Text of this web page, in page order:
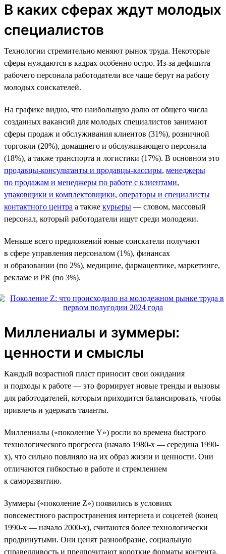
В каких сферах ждут молодых
специалистов
Технологии стремительно меняют рынок труда. Некоторые
сферы нуждаются в кадрах особенно остро. Из-за дефицита
рабочего персонала работодатели все чаще берут на работу
молодых соискателей.
На графике видно, что наибольшую долю от общего числа
созданных вакансий для молодых специалистов занимают
сферы продаж и обслуживания клиентов (31%), розничной
торговли (20%), домашнего и обслуживающего персонала
(18%), а также транспорта и логистики (17%). В основном это
продавцы-консультанты и продавцы-кассиры, менеджеры
по продажам и менеджеры по работе с клиентами,
упаковщики и комплектовщики, операторы и специалисты
контактного центра а также курьеры — словом, массовый
персонал, который работодатели ищут среди молодежи.
Меньше всего предложений юные соискатели получают
в сфере управления персоналом (1%), финансах
и образовании (по 2%), медицине, фармацевтике, маркетинге,
рекламе и PR (по 3%).
Миллениалы и зуммеры:
ценности и смыслы
Каждый возрастной пласт приносит свои ожидания
и подходы к работе — это формирует новые тренды и вызовы
для работодателей, которым приходится балансировать, чтобы
привлечь и удержать таланты.
Миллениалы («поколение Y») росли во времена быстрого
технологического прогресса (начало 1980-х — середина 1990-
х), что сильно повлияло на их образ жизни и ценности. Они
отличаются гибкостью в работе и стремлением
к саморазвитию.
Зуммеры («поколение Z») появились в условиях
повсеместного распространения интернета и соцсетей (конец
1990-х — начало 2000-х), считаются более технологически
продвинутыми. Они ценят разнообразие, социальную
справедливость и предпочитают короткие форматы контента.